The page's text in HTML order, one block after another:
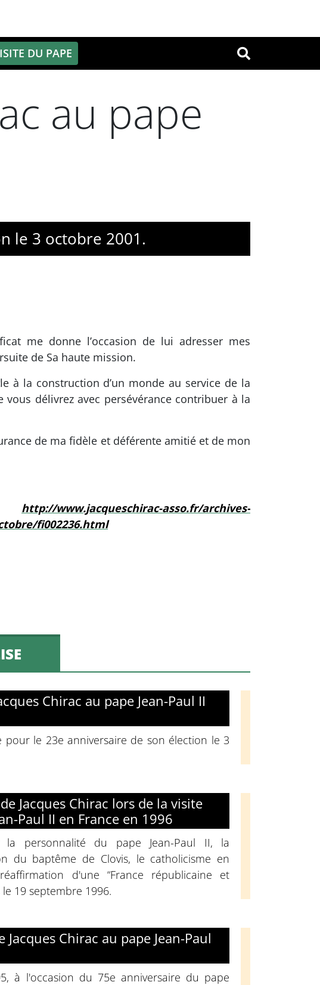
OK
DU PAPE
au pape
le 3 octobre 2001.
me donne l’occasion de lui adresser mes
de Sa haute mission.
à la construction d’un monde au service de la
délivrez avec persévérance contribuer à la
de ma fidèle et déférente amitié et de mon
http://www.jacqueschirac-asso.fr/archives-
fi002236.html
Chirac au pape Jean-Paul II
pour le 23e anniversaire de son élection le 3
Jacques Chirac lors de la visite
Paul II en France en 1996
la personnalité du pape Jean-Paul II, la
du baptême de Clovis, le catholicisme en
d'une “France républicaine et
le 19 septembre 1996.
Jacques Chirac au pape Jean-Paul
à l'occasion du 75e anniversaire du pape